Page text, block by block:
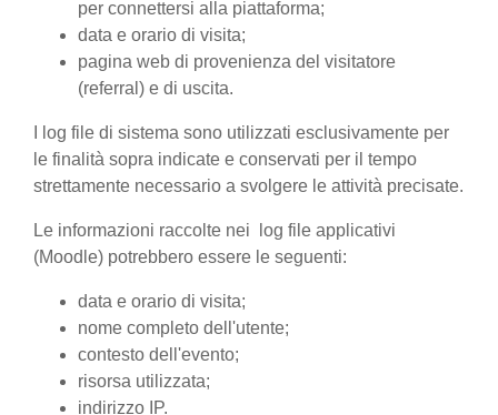
per connettersi alla piattaforma;
data e orario di visita;
pagina web di provenienza del visitatore
(referral) e di uscita.
I log file di sistema sono utilizzati esclusivamente per
le finalità sopra indicate e conservati per il tempo
strettamente necessario a svolgere le attività precisate.
Le informazioni raccolte nei log file applicativi
(Moodle) potrebbero essere le seguenti:
data e orario di visita;
nome completo dell'utente;
contesto dell'evento;
risorsa utilizzata;
indirizzo IP.